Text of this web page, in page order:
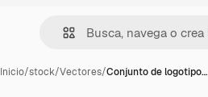
Inicio/stock/Vectores/Conjunto de logotipo…